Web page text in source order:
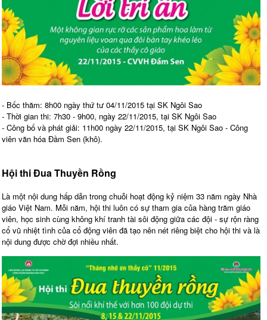
- Bốc thăm: 8h00 ngày thứ tư 04/11/2015 tại SK Ngôi Sao
- Thời gian thi: 7h30 - 9h00, ngày 22/11/2015, tại SK Ngôi Sao
- Công bố và phát giải: 11h00 ngày 22/11/2015, tại SK Ngôi Sao - Công
viên văn hóa Đầm Sen (khô).
Hội thi Đua Thuyền Rồng
Là một nội dung hấp dẫn trong chuỗi hoạt động kỷ niệm 33 năm ngày Nhà
giáo Việt Nam. Mỗi năm, hội thi luôn có sự tham gia của hàng trăm giáo
viên, học sinh cùng không khí tranh tài sôi động giữa các đội - sự rộn ràng
cổ vũ nhiệt tình của cổ động viên đã tạo nên nét riêng biệt cho hội thi và là
nội dung được chờ đợi nhiều nhất.